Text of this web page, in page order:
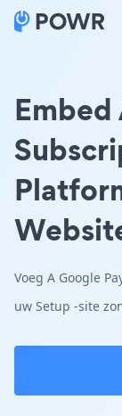
Embed
Voeg A Google
uw Setup -site